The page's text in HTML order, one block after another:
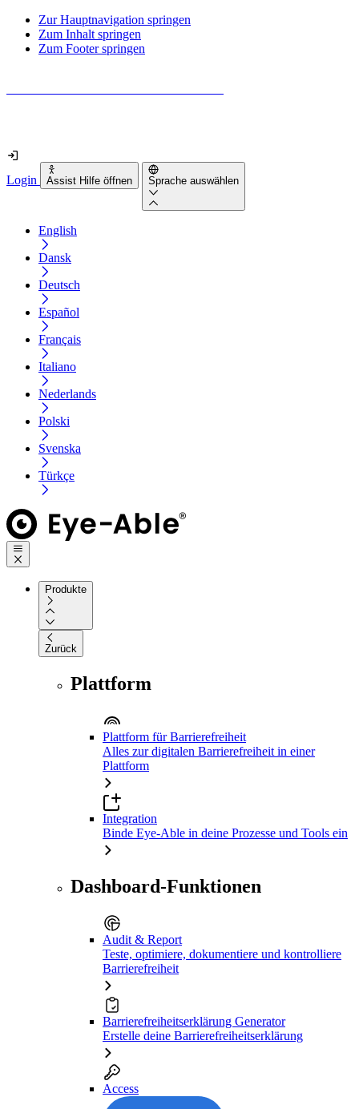
Zur Hauptnavigation springen
Zum Inhalt springen
Zum Footer springen
Login Assist Hilfe öffnen Sprache auswählen
English
Dansk
Deutsch
Español
Français
Italiano
Nederlands
Polski
Svenska
Türkçe
Produkte
Zurück
Plattform
Plattform für Barrierefreiheit
Alles zur digitalen Barrierefreiheit in einer
Plattform
Integration
Binde Eye-Able in deine Prozesse und Tools ein
Dashboard-Funktionen
Audit & Report
Teste, optimiere, dokumentiere und kontrolliere
Barrierefreiheit
Barrierefreiheitserklärung Generator
Erstelle deine Barrierefreiheitserklärung
Access